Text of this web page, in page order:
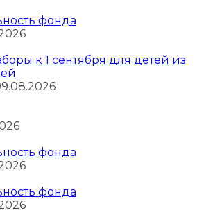
фонда
к 1 сентября для детей из
фонда
фонда